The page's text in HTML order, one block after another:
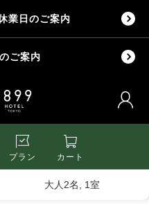
業日のご案内
ご案内
プラン カート
大人2名, 1室